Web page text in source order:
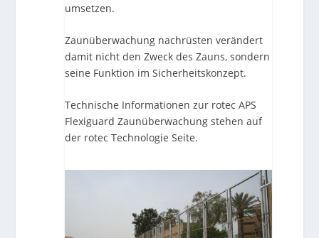
umsetzen.
Zaunüberwachung nachrüsten verändert
damit nicht den Zweck des Zauns, sondern
seine Funktion im Sicherheitskonzept.
Technische Informationen zur rotec APS
Flexiguard Zaunüberwachung stehen auf
der rotec Technologie Seite.